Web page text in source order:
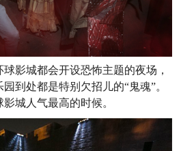
影城都会开设恐怖主题的夜场，
到处都是特别欠招儿的“鬼魂”。
城人气最高的时候。